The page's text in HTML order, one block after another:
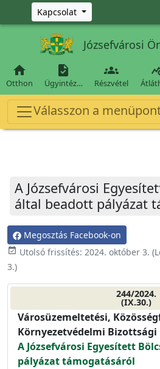
Ugrás a fő tartalomra
Kapcsolat
Józsefvárosi

Otthon

Ügyintéz…

Részvétel
Válasszon a
A Józsefvárosi
által beadott pályázat
Megosztás Facebook-on
event_available Utolsó frissítés: 2024. október 3.
3.)
244/2024.
(IX.30.)
Városüzemeltetési,
Környezetvédelmi
A Józsefvárosi Egyesített
pályázat támogatásáról